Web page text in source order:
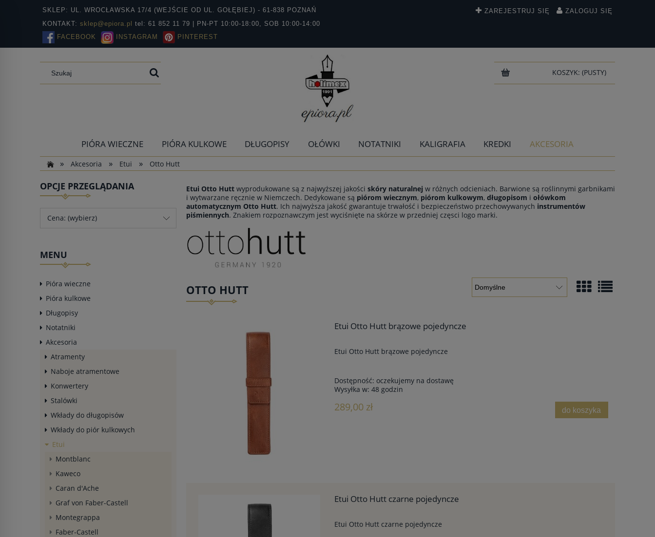
SKLEP: UL. WROCŁAWSKA 17/4 (WEJŚCIE OD UL. GOŁĘBIEJ) - 61-838 POZNAŃ
KONTAKT: sklep@epiora.pl
tel: 61 852 11 79 | PN-PT 10:00-18:00, SOB 10:00-14:00
FACEBOOK
INSTAGRAM PINTEREST
ZAREJESTRUJ SIĘ ZALOGUJ SIĘ
KOSZYK: (PUSTY)
PIÓRA WIECZNE PIÓRA KULKOWE DŁUGOPISY OŁÓWKI NOTATNIKI KALIGRAFIA KREDKI
AKCESORIA
»
Akcesoria » Etui » Otto Hutt
OPCJE PRZEGLĄDANIA
Cena: (wybierz)
MENU
Pióra wieczne
Pióra kulkowe
Długopisy
Notatniki
Akcesoria
Atramenty
Naboje atramentowe
Konwertery
Stalówki
Wkłady do długopisów
Wkłady do piór kulkowych
Etui
Montblanc
Kaweco
Caran d'Ache
Graf von Faber-Castell
Montegrappa
Faber-Castell
Etui Otto Hutt wyprodukowane są z najwyższej jakości skóry naturalnej w różnych odcieniach. Barwione są roślinnymi garbnikami
i wytwarzane ręcznie w Niemczech. Dedykowane są piórom wiecznym, piórom kulkowym, długopisom i ołówkom
automatycznym Otto Hutt. Ich najwyższa jakość gwarantuje trwałość i bezpieczeństwo przechowywanych instrumentów
piśmiennych. Znakiem rozpoznawczym jest wyciśnięte na skórze w przedniej częsci logo marki.
OTTO HUTT
Etui Otto Hutt brązowe pojedyncze
Etui Otto Hutt brązowe pojedyncze
Dostępność: oczekujemy na dostawę
Wysyłka w: 48 godzin
289,00 zł do koszyka
Etui Otto Hutt czarne pojedyncze
Etui Otto Hutt czarne pojedyncze